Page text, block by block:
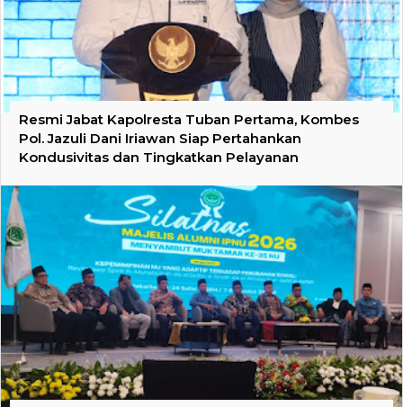
Resmi Jabat Kapolresta Tuban Pertama, Kombes
Pol. Jazuli Dani Iriawan Siap Pertahankan
Kondusivitas dan Tingkatkan Pelayanan